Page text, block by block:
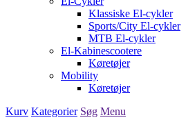
Klassiske El-cykler
Sports/City El-cykler
MTB El-cykler
El-Kabinescootere
Køretøjer
Mobility
Køretøjer
Kurv Kategorier Søg Menu